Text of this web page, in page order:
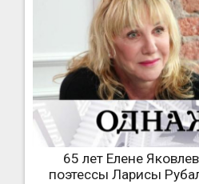
65 лет Елене
поэтессы Ларисы